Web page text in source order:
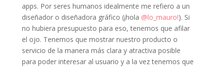
apps. Por seres humanos idealmente me refiero a un
diseñador o diseñadora gráfico (¡hola @lo_mauro!). Si
no hubiera presupuesto para eso, tenemos que afilar
el ojo. Tenemos que mostrar nuestro producto o
servicio de la manera más clara y atractiva posible
para poder interesar al usuario y a la vez tenemos que